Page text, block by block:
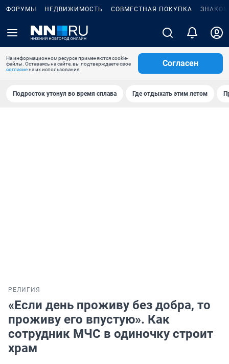
ФОРУМЫ НЕДВИЖИМОСТЬ СОВМЕСТНАЯ ПОКУПКА
На информационном ресурсе применяются cookie-
файлы. Оставаясь на сайте, вы подтверждаете свое
согласиена их использование.
Согласен
Подросток утонул во время сплава Где отдыхать этим летом
РЕЛИГИЯ
«Если день проживу без добра, то
проживу его впустую». Как
сотрудник МЧС в одиночку строит
храм